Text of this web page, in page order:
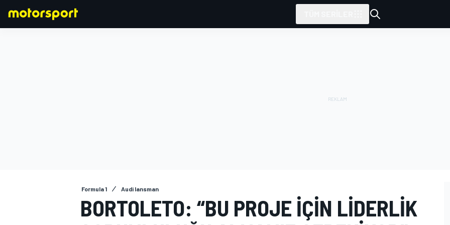
Formula 1 Audi lansman
BORTOLETO: “BU PROJE IÇIN LIDERLIK